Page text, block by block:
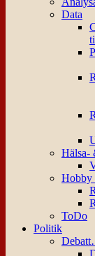
Data
Hälsa-
Hobby
ToDo
Politik